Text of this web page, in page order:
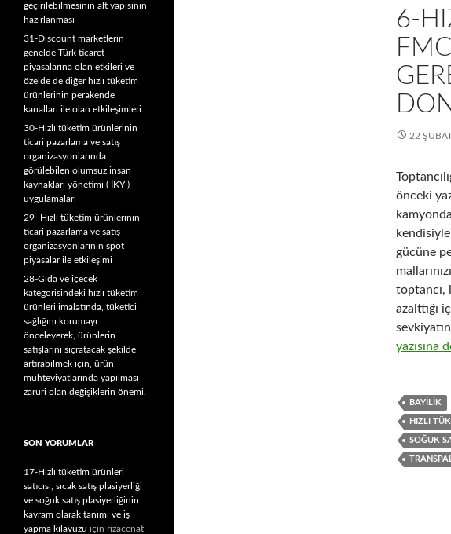
6-
22
önceki
gücüne
toptancı,
azalttığı
6-Hızlı
yazısına
BAYILIK
HIZLI
SOĞUK
geçirilebilmesinin alt yapısının
hazırlanması
31-Discount marketlerin
genelde Türk ticaret
piyasalarına olan etkileri ve
özelde de diğer hızlı tüketim
ürünlerinin perakende
kanalları ile olan etkileşimleri.
30-Hızlı tüketim ürünlerinin
ticari pazarlama ve satış
organizasyonlarında
görülebilen olumsuz insan
kaynakları yönetimi ( İKY )
uygulamaları
29- Hızlı tüketim ürünlerinin
ticari pazarlama ve satış
organizasyonlarının spot
piyasalar ile etkileşimi
28-Gıda ve içecek
kategorisindeki hızlı tüketim
ürünleri imalatında, tüketici
sağlığını korumayı
önceleyerek, ürünlerin
satışlarını sıçratacak şekilde
artırabilmek için, ürün
muhteviyatlarında yapılması
zaruri olan değişiklerin önemi.
SON YORUMLAR
17-Hızlı tüketim ürünleri
satıcısı, sıcak satış plasiyerliği
ve soğuk satış plasiyerliğinin
kavram olarak tanımı ve iş
yapma kılavuzu için rizacenat